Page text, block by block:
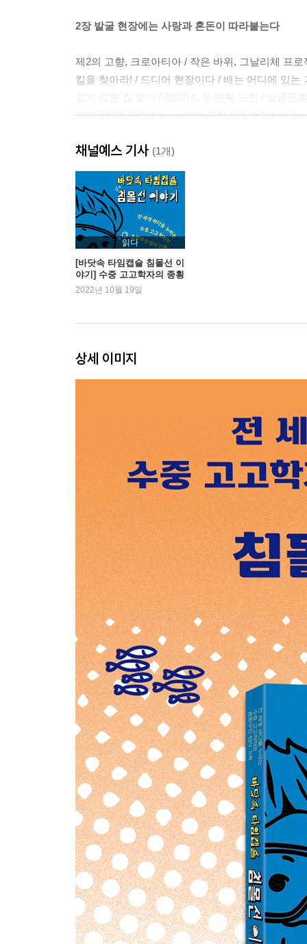
2장 발굴 현장에는 사랑과 혼돈이 따라붙는다
제2의 고향, 크로아티아 / 작은 바위, 그날리체 프
킬을 찾아라! / 드디어 현장이다 / 배는 어디에 있는
마의 3주째 / 2014년, 세 번째 도전 / 왜 보이지 않
3장 맨땅에서 시작해 수중 고고학자가 되다
200달러, 오케이? / 내 꿈은 프로야구 선수 / 결국
수중 고고학과의 만남 / 새로운 결심 / 드디어 미국
햄버거 세트 프리즈 / 독해 점수 딸랑 1점 / 어떡하
첫 번째 특별한 만남 / 뇌에 스위치가 켜지다 / 두
최신 기술 포토그래메트리 / 새로운 가능성을 발견
박사 논문 주제는 오직 이것뿐! / 일본으로 돌아가
느닷없이 날아든 의뢰 / 아이 러브 학술 조사 / 수중
암포라를 찾아라! / 소박하면서도 느긋한 푸르니섬
리더에게 인정받다 / 검푸른 바닷속, 이 얼마나 아
프로젝트 중에는 살이 찐다 / 인양한 보물을 빠르
수중 고고학자의 활동 무대 / 2,000년 전에 침몰한
정말 더러운 강 / 아플 정도로 차가운 강물 / 물살을
드디어 만난 고대 선박 / 물속에서의 측량 작업 /
6장 침몰선 탐정, 카리브해에 잠든 배의 정체를 추
친구와 함께 코스타리카로 / 원숭이의 대합창과 밀
카리브해에 잠든 침몰선 두 척 / 노예선은 불굴의
두 척이 잠든 현장으로 / 조급해 말고 진득하게 기
해저에서는 길을 잃지 마라! / 침몰선 탐정이 나설
7장 바하마에서 콜럼버스 선단의 그림자를 찾아라!
나쁜 예감 / 셀럽들을 곁눈질하며 작업 개시 / 발굴
발굴 기회를 놓치지 마라! / 왜 거기에 구멍이? / 캐
콜럼버스 선단의 배는 어떤 모습일까
8장 미크로네시아의 얕은 바다에서 제로센과 만나
전쟁과 수중 고고학 / 추크제도와 일본 / 수중 문화
형 같은 제프리 교수 / 금속제 배는 어떻게 부식될까
산호 서식지가 된 제로센 / 전쟁 유적은 놀이터였다
과거로 거슬러 올라가다 / 전쟁의 희생자가 잠든 곳
채널예스 기사 (1개)
읽다
[바닷속 타임캡슐 침몰선 이
야기] 수중 고고학자의 종횡
무진 탐사 기록
2022년 10월 19일
상세 이미지